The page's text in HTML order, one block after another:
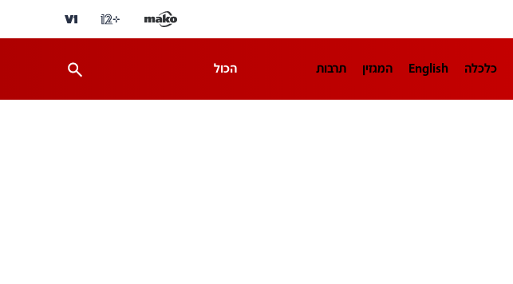
כלכלה English המגזין תרבות הכול